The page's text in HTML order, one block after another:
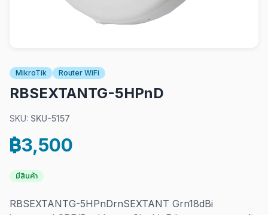
MikroTik Router WiFi
RBSEXTANTG-5HPnD
SKU: SKU-5157
฿3,500
มีสินค้า
RBSEXTANTG-5HPnDrnSEXTANT Grn18dBi